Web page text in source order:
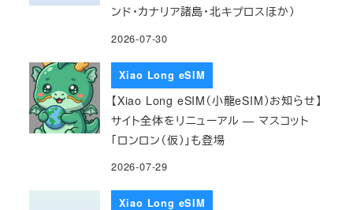
ンド・カナリア諸島・北キプロスほか）
2026-07-30
Xiao Long eSIM
【Xiao Long eSIM（小龍eSIM）お知らせ】
サイト全体をリニューアル — マスコット
「ロンロン（仮）」も登場
2026-07-29
Xiao Long eSIM